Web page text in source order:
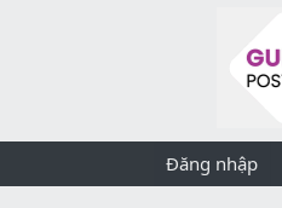
Đăng nhập